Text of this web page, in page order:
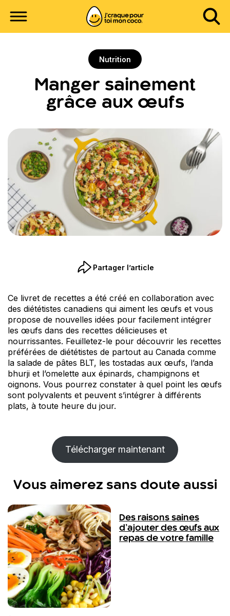
Nutrition
Manger sainement
grâce aux œufs
Partager l’article
Ce livret de recettes a été créé en collaboration avec
des diététistes canadiens qui aiment les œufs et vous
propose de nouvelles idées pour facilement intégrer
les œufs dans des recettes délicieuses et
nourrissantes. Feuilletez-le pour découvrir les recettes
préférées de diététistes de partout au Canada comme
la salade de pâtes BLT, les tostadas aux œufs, l’anda
bhurji et l’omelette aux épinards, champignons et
oignons. Vous pourrez constater à quel point les œufs
sont polyvalents et peuvent s’intégrer à différents
plats, à toute heure du jour.
Télécharger maintenant
Vous aimerez sans doute aussi
Des raisons saines
d’ajouter des œufs aux
repas de votre famille